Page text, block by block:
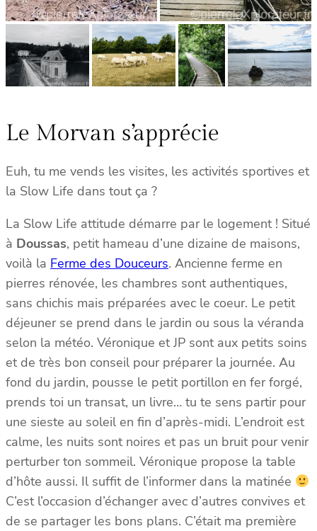
Le Morvan s’apprécie
Euh, tu me vends les visites, les activités sportives et
la Slow Life dans tout ça ?
La Slow Life attitude démarre par le logement ! Situé
à Doussas, petit hameau d’une dizaine de maisons,
voilà la Ferme des Douceurs. Ancienne ferme en
pierres rénovée, les chambres sont authentiques,
sans chichis mais préparées avec le coeur. Le petit
déjeuner se prend dans le jardin ou sous la véranda
selon la météo. Véronique et JP sont aux petits soins
et de très bon conseil pour préparer la journée. Au
fond du jardin, pousse le petit portillon en fer forgé,
prends toi un transat, un livre… tu te sens partir pour
une sieste au soleil en fin d’après-midi. L’endroit est
calme, les nuits sont noires et pas un bruit pour venir
perturber ton sommeil. Véronique propose la table
d’hôte aussi. Il suffit de l’informer dans la matinée
C’est l’occasion d’échanger avec d’autres convives et
de se partager les bons plans. C’était ma première